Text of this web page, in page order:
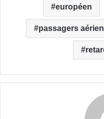
européen
passagers